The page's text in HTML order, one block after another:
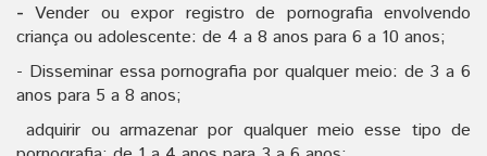
- Vender ou expor registro de pornografia envolvendo
criança ou adolescente: de 4 a 8 anos para 6 a 10 anos;
- Disseminar essa pornografia por qualquer meio: de 3 a 6
anos para 5 a 8 anos;
adquirir ou armazenar por qualquer meio esse tipo de